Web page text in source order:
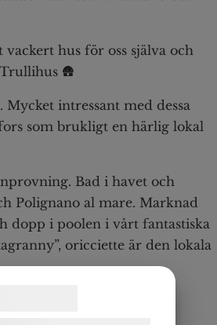
hus för oss själva och
🛖
intressant med dessa
som brukligt en härlig lokal
Bad i havet och
Polignano al mare. Marknad
dopp i poolen i vårt fantastiska
oricciette är den lokala